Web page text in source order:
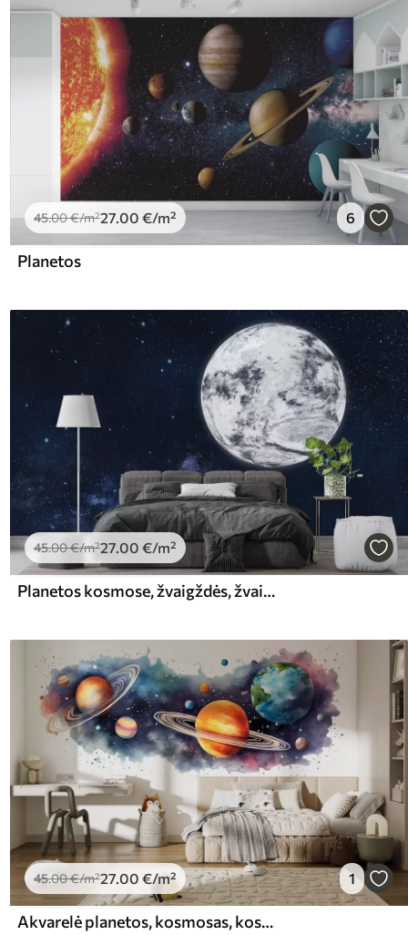
45.00€/m²27.00 €/m² 6
Planetos
45.00€/m²27.00 €/m²
Planetos kosmose, žvaigždės, žvaigždynai, kosmosas
45.00€/m²27.00 €/m² 1
Akvarelė planetos, kosmosas, kosmosas, Žemė, Saturnas